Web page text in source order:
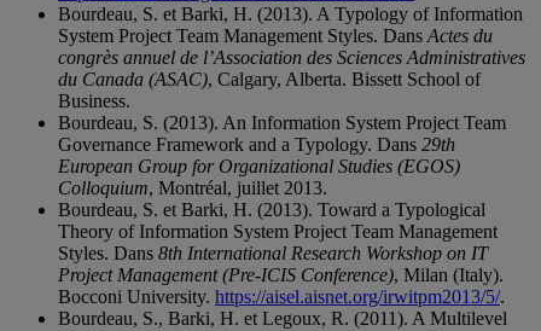
Bourdeau, S. et Barki, H. (2013). A Typology of Information
System Project Team Management Styles. Dans Actes du
congrès annuel de l’Association des Sciences Administratives
du Canada (ASAC), Calgary, Alberta. Bissett School of
Business.
Bourdeau, S. (2013). An Information System Project Team
Governance Framework and a Typology. Dans 29th
European Group for Organizational Studies (EGOS)
Colloquium, Montréal, juillet 2013.
Bourdeau, S. et Barki, H. (2013). Toward a Typological
Theory of Information System Project Team Management
Styles. Dans 8th International Research Workshop on IT
Project Management (Pre-ICIS Conference), Milan (Italy).
Bocconi University. https://aisel.aisnet.org/irwitpm2013/5/.
Bourdeau, S., Barki, H. et Legoux, R. (2011). A Multilevel